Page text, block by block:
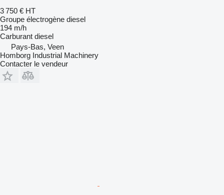
3 750 € HT
Groupe électrogène diesel
194 m/h
Carburant diesel
Pays-Bas, Veen
Homborg Industrial Machinery
Contacter le vendeur